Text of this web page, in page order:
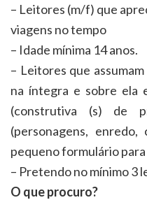
– Leitores (m/f) que
viagens no tempo
– Idade mínima 14 anos.
– Leitores que
na íntegra e sobre ela
(construtiva (s) de
(personagens,
pequeno formulário
– Pretendo no mínimo 3
O que procuro?